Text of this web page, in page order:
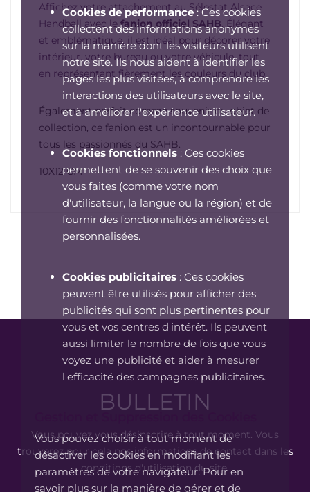
Cookies de performance: Ces cookies
collectent des informations anonymes
sur la manière dont les visiteurs utilisent
notre site. Ils nous aident à identifier les
pages les plus visitées, à comprendre les
interactions des utilisateurs avec le site,
et à améliorer l'expérience utilisateur.
Cookies fonctionnels : Ces cookies
permettent de se souvenir des choix que
vous faites (comme votre nom
d'utilisateur, la langue ou la région) et de
fournir des fonctionnalités améliorées et
personnalisées.
Cookies publicitaires : Ces cookies
peuvent être utilisés pour afficher des
publicités qui sont plus pertinentes pour
vous et vos centres d'intérêt. Ils peuvent
aussi limiter le nombre de fois que vous
voyez une publicité et aider à mesurer
l'efficacité des campagnes publicitaires.
Vous pouvez choisir à tout moment de
désactiver les cookies en modifiant les
paramètres de votre navigateur. Pour en
savoir plus sur la manière de gérer et de
Affichez votre attachement au Sélestat Alsace
Handball avec le fanion officiel SAHB. Élégant
et emblématique, il est idéal pour décorer votre
intérieur, votre bureau ou votre véhicule, tout
en représentant fièrement les couleurs du club.
Également parfait comme souvenir ou objet de
collection, ce fanion est un incontournable pour
tous les passionnés du SAHB.
10X12 CM
BULLETIN
Vous pouvez vous désinscrire à tout moment. Vous
trouverez pour cela nos informations de contact dans les
conditions d'utilisation du site.